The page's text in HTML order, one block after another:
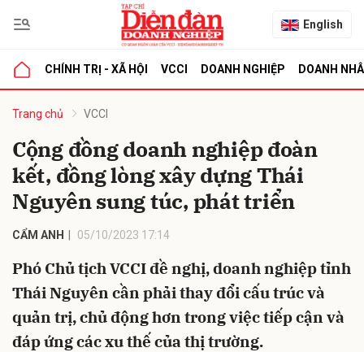
English
CHÍNH TRỊ - XÃ HỘI VCCI DOANH NGHIỆP DOANH
Trang chủ VCCI
Cộng đồng doanh nghiệp đoàn
kết, đồng lòng xây dựng Thái
Nguyên sung túc, phát triển
CẨM ANH 05/10/2023 17:14
Phó Chủ tịch VCCI đề nghị, doanh nghiệp tỉnh
Thái Nguyên cần phải thay đổi cấu trúc và
quản trị, chủ động hơn trong việc tiếp cận và
đáp ứng các xu thế của thị trường.
luận
Hủy